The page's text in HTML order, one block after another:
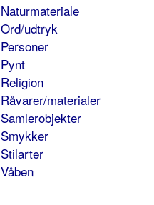
Naturmateriale
Ord/udtryk
Personer
Pynt
Religion
Råvarer/materialer
Samlerobjekter
Smykker
Stilarter
Våben